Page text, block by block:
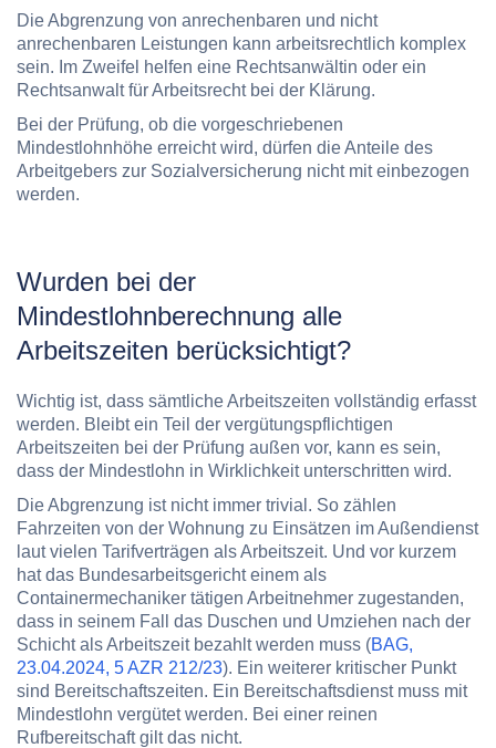
Die Abgrenzung von anrechenbaren und nicht
anrechenbaren Leistungen kann arbeitsrechtlich komplex
sein. Im Zweifel helfen eine Rechtsanwältin oder ein
Rechtsanwalt für Arbeitsrecht bei der Klärung.
Bei der Prüfung, ob die vorgeschriebenen
Mindestlohnhöhe erreicht wird, dürfen die Anteile des
Arbeitgebers zur Sozialversicherung nicht mit einbezogen
werden.
Wurden bei der
Mindestlohnberechnung alle
Arbeitszeiten berücksichtigt?
Wichtig ist, dass sämtliche Arbeitszeiten vollständig erfasst
werden. Bleibt ein Teil der vergütungspflichtigen
Arbeitszeiten bei der Prüfung außen vor, kann es sein,
dass der Mindestlohn in Wirklichkeit unterschritten wird.
Die Abgrenzung ist nicht immer trivial. So zählen
Fahrzeiten von der Wohnung zu Einsätzen im Außendienst
laut vielen Tarifverträgen als Arbeitszeit. Und vor kurzem
hat das Bundesarbeitsgericht einem als
Containermechaniker tätigen Arbeitnehmer zugestanden,
dass in seinem Fall das Duschen und Umziehen nach der
Schicht als Arbeitszeit bezahlt werden muss (BAG,
23.04.2024, 5 AZR 212/23). Ein weiterer kritischer Punkt
sind Bereitschaftszeiten. Ein Bereitschaftsdienst muss mit
Mindestlohn vergütet werden. Bei einer reinen
Rufbereitschaft gilt das nicht.